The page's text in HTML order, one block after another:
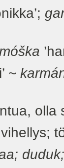
~
olla